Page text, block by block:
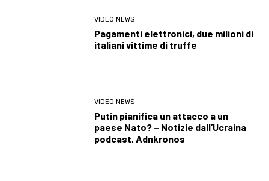
VIDEO NEWS
Pagamenti elettronici, due milioni di
italiani vittime di truffe
VIDEO NEWS
Putin pianifica un attacco a un
paese Nato? – Notizie dall’Ucraina
podcast, Adnkronos